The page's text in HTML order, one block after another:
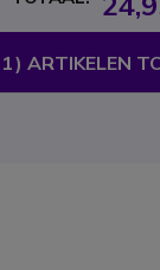
1) ARTIKELEN